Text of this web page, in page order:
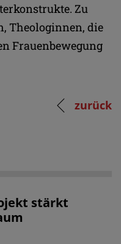
Zu
Theologinnen, die
Frauenbewegung
zurück
stärkt